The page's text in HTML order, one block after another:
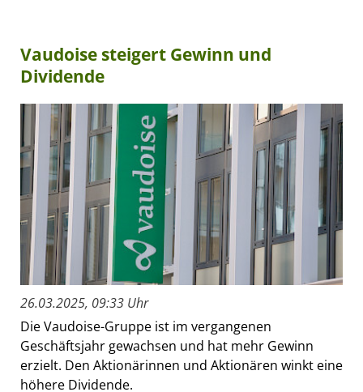
Vaudoise steigert Gewinn und
Dividende
26.03.2025, 09:33 Uhr
Die Vaudoise-Gruppe ist im vergangenen
Geschäftsjahr gewachsen und hat mehr Gewinn
erzielt. Den Aktionärinnen und Aktionären winkt eine
höhere Dividende.